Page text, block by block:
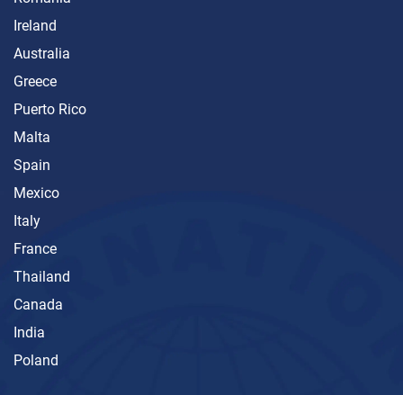
Ireland
Australia
Greece
Puerto Rico
Malta
Spain
Mexico
Italy
France
Thailand
Canada
India
Poland